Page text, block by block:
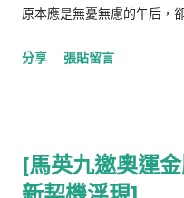
離開了這個世界， 張洪量
哀傷與愛的力量。他的淚水
深處的昇華。張洪量的故事
哀悼中找到力量，並在生活
原本應是無憂無慮的午后，
駕駛的電動機車相撞，隨後
現場並沒有明顯的煞車痕跡
哽咽地回憶他的兒子，這個
分享 張貼留言
[馬英九邀奧運